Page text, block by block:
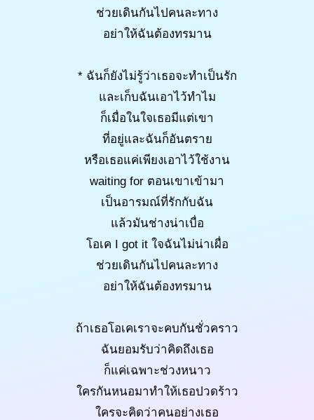
ช่วยเดินกันไปคนละทาง
อย่าให้ฉันต้องทรมาน
* ฉันก็ยังไม่รู้ว่าเธอจะทำเป็นรัก
และเก็บฉันเอาไว้ทำไม
ก็เมื่อในใจเธอมีแต่เขา
ที่อยู่และฉันก็อันตราย
หรือเธอแค่เพียงเอาไว้ใช้งาน
waiting for ตอนเขาเข้ามา
เป็นอารมณ์ที่รักกับฉัน
แล้วมันช่างน่าเบื่อ
โอเค I got it ใจฉันไม่น่าเผื่อ
ช่วยเดินกันไปคนละทาง
อย่าให้ฉันต้องทรมาน
ถ้าเธอโอเคเราจะคบกันชั่วคราว
ฉันยอมรับว่าคิดถึงเธอ
ก็แค่เฉพาะช่วงหนาว
ใครกันหนอมาทำให้เธอปวดร้าว
ใครจะคิดว่าคนอย่างเธอ